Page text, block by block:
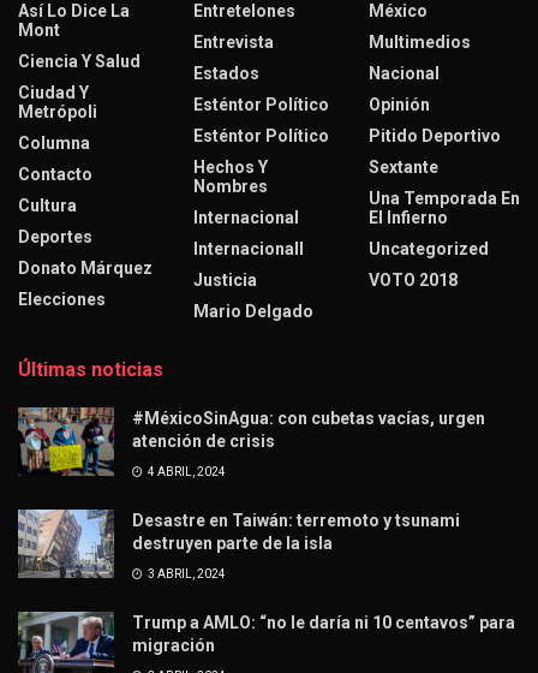
Así Lo Dice La
Mont
Ciencia Y Salud
Ciudad Y
Metrópoli
Columna
Contacto
Cultura
Deportes
Donato Márquez
Elecciones
Entretelones
Entrevista
Estados
Esténtor Político
Esténtor Político
Hechos Y
Nombres
Internacional
Internacionall
Justicia
Mario Delgado
México
Multimedios
Nacional
Opinión
Pitido Deportivo
Sextante
Una Temporada En
El Infierno
Uncategorized
VOTO 2018
Últimas noticias
#MéxicoSinAgua: con cubetas vacías, urgen
atención de crisis
4 ABRIL, 2024
Desastre en Taiwán: terremoto y tsunami
destruyen parte de la isla
3 ABRIL, 2024
Trump a AMLO: “no le daría ni 10 centavos” para
migración